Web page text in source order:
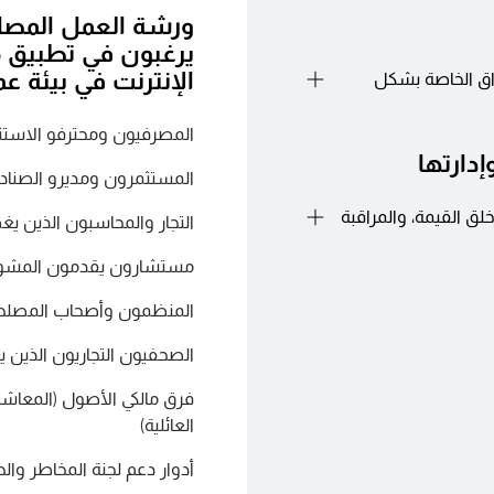
الخاصة بشكل
السوق الخاصة إلى
يؤدي فيها سوء
القيمة، والمراقبة
في الملكية النشطة
والسيطرة
ورشة العمل
الإنترنت في بيئة
المصرفيون ومحترفو
المستثمرون ومديرو
التجار والمحاسبون الذين
مستشارون يقدمون
المنظمون وأصحاب
الصحفيون التجاريون
فرق مالكي الأصول
العائلية)
أدوار دعم لجنة المخاطر